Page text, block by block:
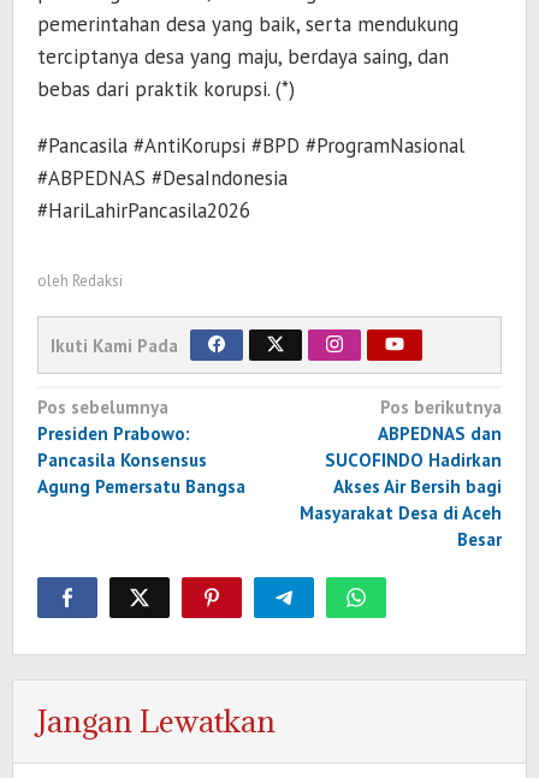
pemerintahan desa yang baik, serta mendukung
terciptanya desa yang maju, berdaya saing, dan
bebas dari praktik korupsi. (*)
#Pancasila #AntiKorupsi #BPD #ProgramNasional
#ABPEDNAS #DesaIndonesia
#HariLahirPancasila2026
oleh Redaksi
Ikuti Kami Pada
Navigasi
pos
Pos sebelumnya
Presiden Prabowo:
Pancasila Konsensus
Agung Pemersatu Bangsa
Pos berikutnya
ABPEDNAS dan
SUCOFINDO Hadirkan
Akses Air Bersih bagi
Masyarakat Desa di Aceh
Besar
Jangan Lewatkan